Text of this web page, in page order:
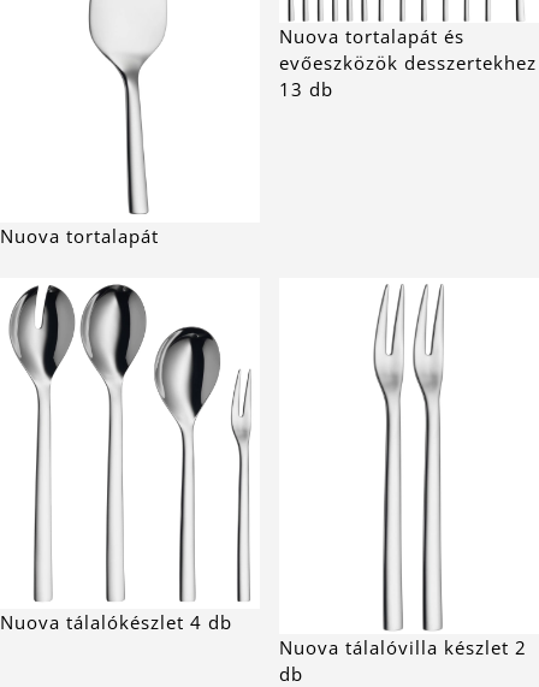
Nuova tortalapát
Nuova tortalapát és
evőeszközök desszertekhez
13 db
Nuova tálalókészlet 4 db
Nuova tálalóvilla készlet 2
db